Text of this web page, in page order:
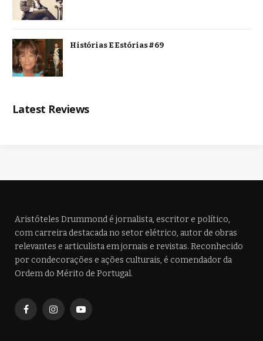
Histórias E Estórias #69
Latest Reviews
Aristóteles Drummond é jornalista, escritor e político,
com carreira destacada no setor elétrico, autor de obras
relevantes e articulista em jornais e revistas. Reconhecido
por condecorações e ações culturais, é comendador da
Ordem do Mérito de Portugal.
FacebookInstagramYouTube